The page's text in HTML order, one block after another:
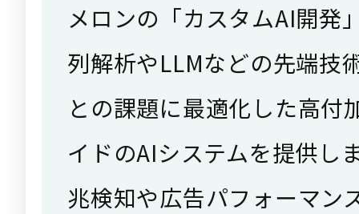
メロンの「カスタムAI開発
列解析やLLMなどの先端技
との課題に最適化した高付
イドのAIシステムを提供し
兆検知や広告パフォーマン